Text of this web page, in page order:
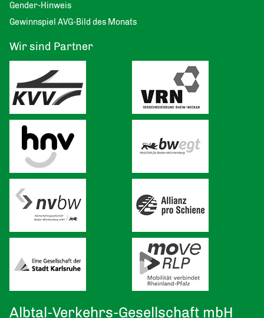
Gender-Hinweis
Gewinnspiel AVG-Bild des Monats
Wir sind Partner
Albtal-Verkehrs-Gesellschaft mbH